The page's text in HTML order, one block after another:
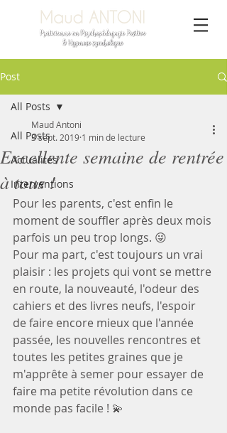
Post
All Posts
Actualités
Interventions
All Posts
Excellente semaine de rentrée
à tous !
Maud Antoni
3 sept. 2019 1 min de lecture
Pour les parents, c'est enfin le
moment de souffler après deux mois
parfois un peu trop longs. 😜
Pour ma part, c'est toujours un vrai
plaisir : les projets qui vont se mettre
en route, la nouveauté, l'odeur des
cahiers et des livres neufs, l'espoir
de faire encore mieux que l'année
passée, les nouvelles rencontres et
toutes les petites graines que je
m'apprête à semer pour essayer de
faire ma petite révolution dans ce
monde pas facile ! 💫